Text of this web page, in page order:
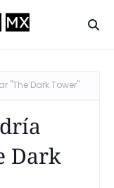
"The Dark Tower"
Dark